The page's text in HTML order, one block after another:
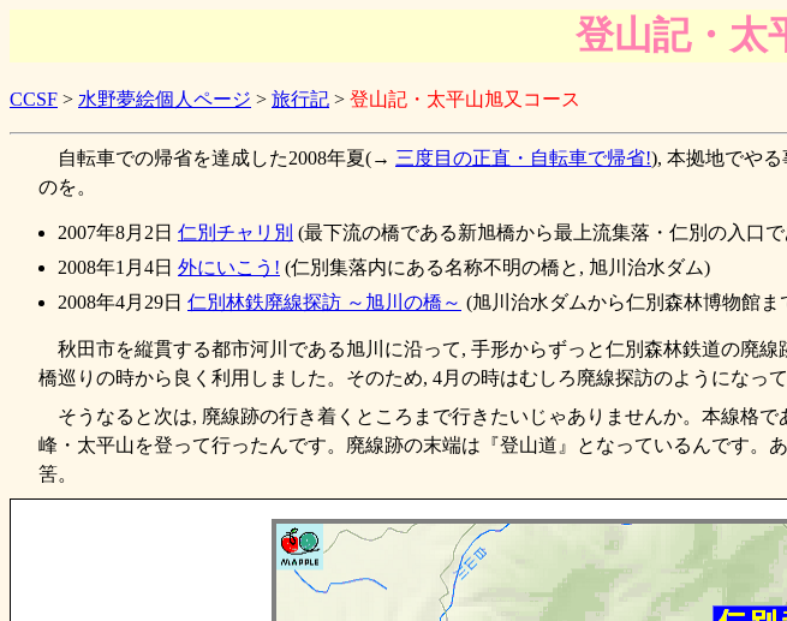
登山記・太
CCSF > 水野夢絵個人ページ > 旅行記 > 登山記・太平山旭又コース
自転車での帰省を達成した2008年夏(→ 三度目の正直・自転車で帰省!), 本拠地でや
のを。
2007年8月2日 仁別チャリ別 (最下流の橋である新旭橋から最上流集落・仁別の入口
2008年1月4日 外にいこう! (仁別集落内にある名称不明の橋と, 旭川治水ダム)
2008年4月29日 仁別林鉄廃線探訪 ～旭川の橋～ (旭川治水ダムから仁別森林博物館ま
秋田市を縦貫する都市河川である旭川に沿って, 手形からずっと仁別森林鉄道の廃
橋巡りの時から良く利用しました。そのため, 4月の時はむしろ廃線探訪のようになって
そうなると次は, 廃線跡の行き着くところまで行きたいじゃありませんか。本線
峰・太平山を登って行ったんです。廃線跡の末端は『登山道』となっているんです
筈。